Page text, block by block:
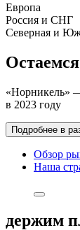
Европа
Россия и СНГ
Северная и
«Норникель»
в 2023 году
Подробнее в
Обзор
Наша
держим